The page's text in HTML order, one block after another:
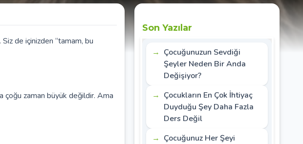
de içinizden “tamam, bu
çoğu zaman büyük değildir. Ama
Son Yazılar
Çocuğunuzun Sevdiği
Şeyler Neden Bir Anda
Değişiyor?
Çocukların En Çok İhtiyaç
Duyduğu Şey Daha Fazla
Ders Değil
Çocuğunuz Her Şeyi